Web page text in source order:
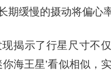
期缓慢的摄动将偏心
现揭示了行星尺寸不
你海王星’看似相似，